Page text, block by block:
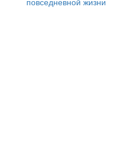
повседневной жизни